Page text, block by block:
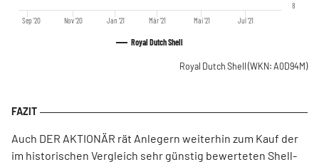
Royal Dutch Shell
Sep '20 Nov '20 Jan '21 Mär '21 Mai '21 Jul '21
8
Royal Dutch Shell (WKN: A0D94M)
Auch DER AKTIONÄR rät Anlegern weiterhin zum Kauf der
im historischen Vergleich sehr günstig bewerteten Shell-